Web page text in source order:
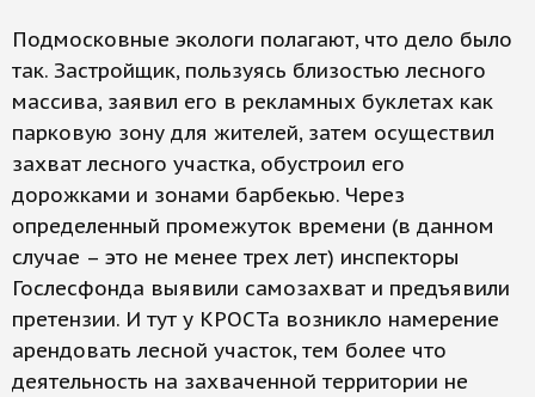
Подмосковные экологи полагают, что дело было
так. Застройщик, пользуясь близостью лесного
массива, заявил его в рекламных буклетах как
парковую зону для жителей, затем осуществил
захват лесного участка, обустроил его
дорожками и зонами барбекью. Через
определенный промежуток времени (в данном
случае – это не менее трех лет) инспекторы
Гослесфонда выявили самозахват и предъявили
претензии. И тут у КРОСТа возникло намерение
арендовать лесной участок, тем более что
деятельность на захваченной территории не